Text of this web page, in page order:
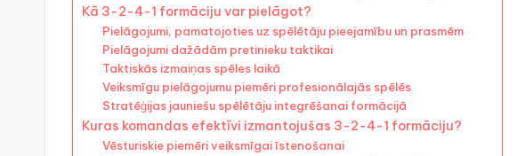
Kā 3-2-4-1 formāciju var pielāgot?
Pielāgojumi, pamatojoties uz spēlētāju pieejamību un prasmēm
Pielāgojumi dažādām pretinieku taktikai
Taktiskās izmaiņas spēles laikā
Veiksmīgu pielāgojumu piemēri profesionālajās spēlēs
Stratēģijas jauniešu spēlētāju integrēšanai formācijā
Kuras komandas efektīvi izmantojušas 3-2-4-1 formāciju?
Vēsturiskie piemēri veiksmīgai īstenošanai